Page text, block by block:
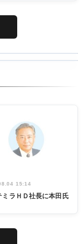
15:14
ミラＨＤ社長に本田氏